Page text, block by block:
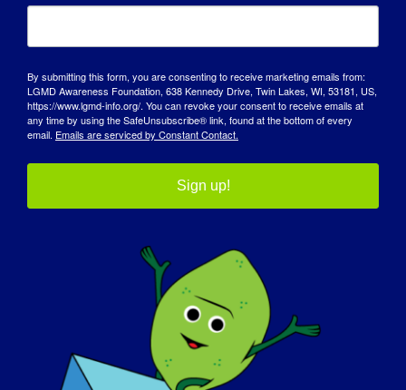
我们的宣传合作伙伴
By submitting this form, you are consenting to receive marketing emails from:
LGMD Awareness Foundation, 638 Kennedy Drive, Twin Lakes, WI, 53181, US,
https://www.lgmd-info.org/. You can revoke your consent to receive emails at
any time by using the SafeUnsubscribe® link, found at the bottom of every
email. Emails are serviced by Constant Contact.
Sign up!